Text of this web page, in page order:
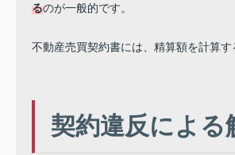
るのが一般的です。
不動産売買契約書には、精算額を計算
契約違反による